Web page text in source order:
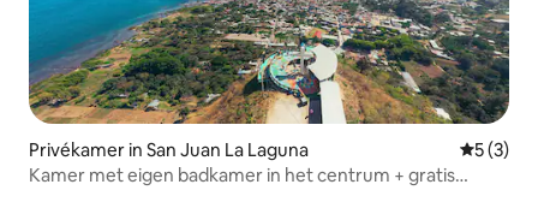
Privékamer in San Juan La Laguna
5 (3)
Kamer met eigen badkamer in het centrum + gratis